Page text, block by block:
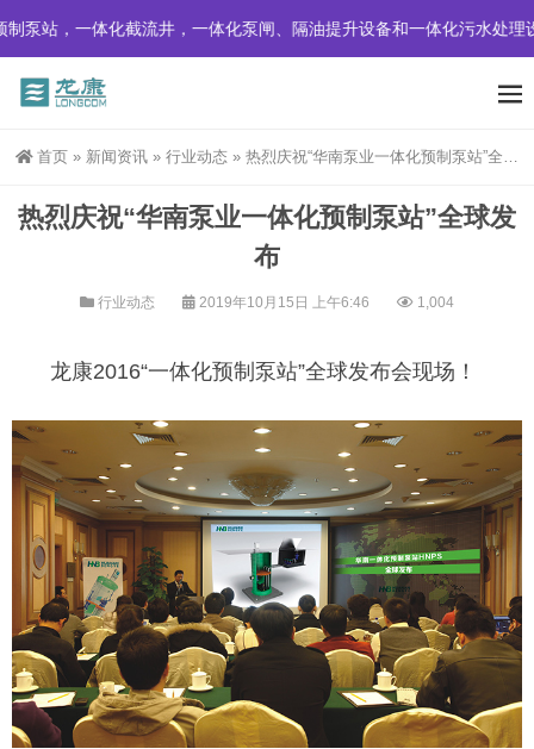
站，一体化截流井，一体化泵闸、隔油提升设备和一体化污水处理设
首页 » 新闻资讯 » 行业动态 » 热烈庆祝“华南泵业一体化预制泵站”全球发布
热烈庆祝“华南泵业一体化预制泵站”全球发
布
行业动态 2019年10月15日 上午6:46 1,004
龙康2016“一体化预制泵站”全球发布会现场！